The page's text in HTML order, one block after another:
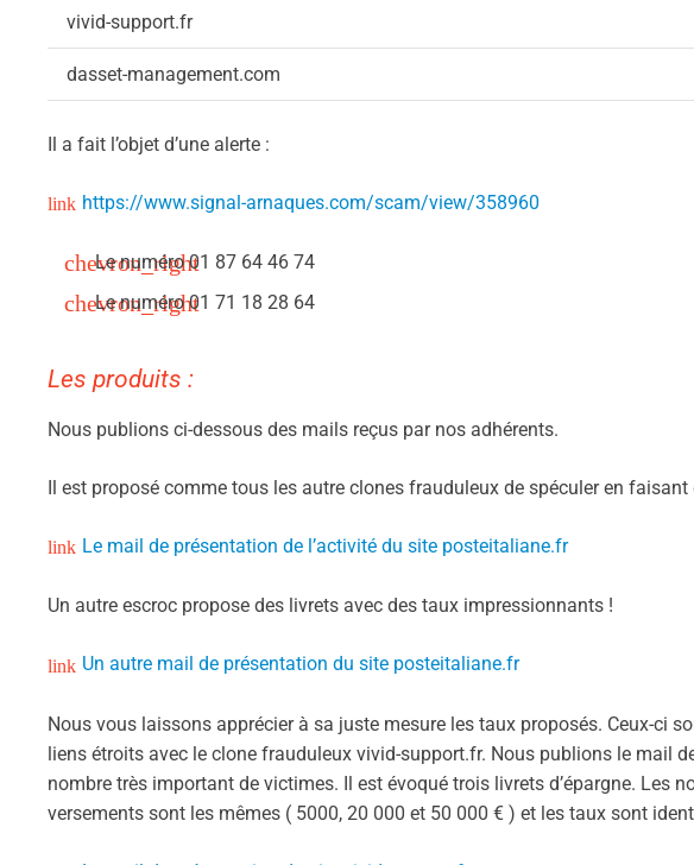
vivid-support.fr
dasset-management.com
Il a fait l’objet d’une alerte :
https://www.signal-arnaques.com/scam/view/358960
Le numéro 01 87 64 46 74
Le numéro 01 71 18 28 64
Les produits :
Nous publions ci-dessous des mails reçus par nos adhérents.
Il est proposé comme tous les autre clones frauduleux de spéculer en faisant
Le mail de présentation de l’activité du site posteitaliane.fr
Un autre escroc propose des livrets avec des taux impressionnants !
Un autre mail de présentation du site posteitaliane.fr
Nous vous laissons apprécier à sa juste mesure les taux proposés. Ceux-ci
liens étroits avec le clone frauduleux vivid-support.fr. Nous publions le mail
nombre très important de victimes. Il est évoqué trois livrets d’épargne. Les
versements sont les mêmes ( 5000, 20 000 et 50 000 € ) et les taux sont